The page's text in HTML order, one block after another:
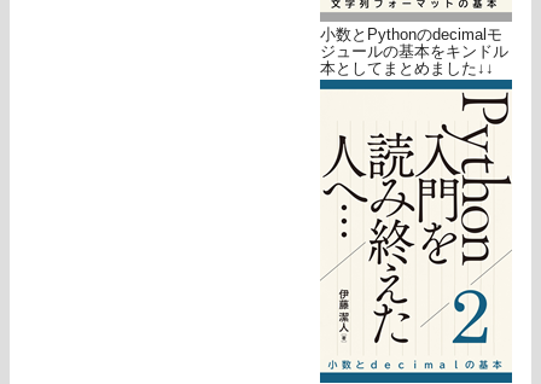
小数とPythonのdecimalモ
ジュールの基本をキンドル
本としてまとめました↓↓